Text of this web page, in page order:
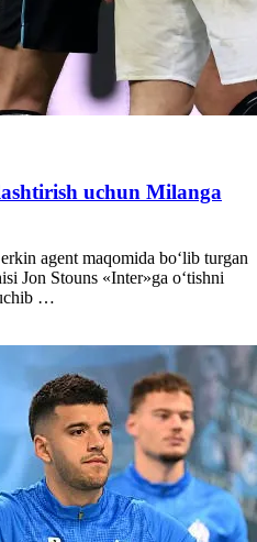
uchun Milanga
agent maqomida bo‘lib turgan
Jon Stouns «Inter»ga o‘tishni
…